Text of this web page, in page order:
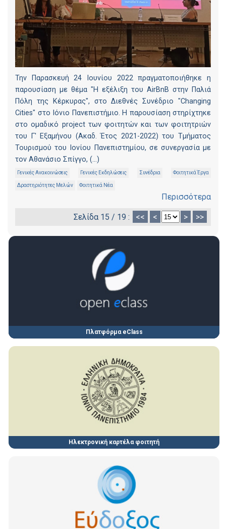
Την Παρασκευή 24 Ιουνίου 2022 πραγματοποιήθηκε η
παρουσίαση με θέμα "Η εξέλιξη του AirBnB στην Παλιά
Πόλη της Κέρκυρας", στο Διεθνές Συνέδριο "Changing
Cities" στο Ιόνιο Πανεπιστήμιο. Η παρουσίαση στηρίχτηκε
στο ομαδικό project των φοιτητών και των φοιτητριών
του Γ' Εξαμήνου (Ακαδ. Έτος 2021-2022) του Τμήματος
Τουρισμού του Ιονίου Πανεπιστημίου, σε συνεργασία με
τον Αθανάσιο Σπίγγο, (...)
Γενικές Ανακοινώσεις Γενικές Εκδηλώσεις Συνέδρια Φοιτητικά Έργα
Δραστηριότητες Μελών Φοιτητικά Νέα
Περισσότερα
Σελίδα 15 / 19 : << < > >>
Πλατφόρμα eClass
Ηλεκτρονική καρτέλα φοιτητή